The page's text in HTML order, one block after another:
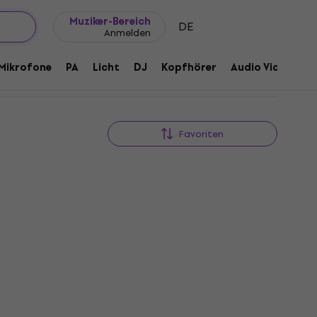
Muziker-Bereich
Anmelden DE
PA Licht DJ Kopfhörer Audio Video
Favoriten